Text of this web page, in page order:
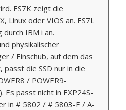
ES7K zeigt die
Linux oder VIOS an. ES7L
IBM i an.
physikalischer
/ Einschub, auf dem das
die SSD nur in die
/ POWER9-
Es passt nicht in EXP24S-
in # 5802 / # 5803-E / A-